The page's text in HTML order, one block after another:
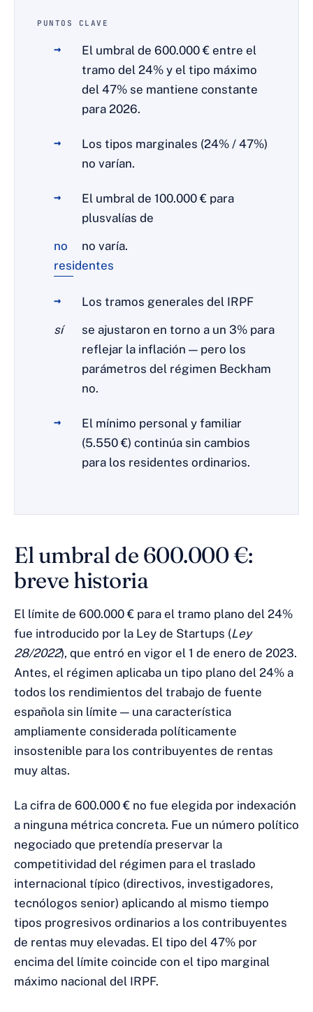
PUNTOS CLAVE
El umbral de 600.000 € entre el
tramo del 24% y el tipo máximo
del 47% se mantiene constante
para 2026.
Los tipos marginales (24% / 47%)
no varían.
El umbral de 100.000 € para
plusvalías de
no
residentes
no varía.
Los tramos generales del IRPF
sí
se ajustaron en torno a un 3% para
reflejar la inflación — pero los
parámetros del régimen Beckham
no.
El mínimo personal y familiar
(5.550 €) continúa sin cambios
para los residentes ordinarios.
El umbral de 600.000 €:
breve historia
El límite de 600.000 € para el tramo plano del 24%
fue introducido por la Ley de Startups (Ley
28/2022), que entró en vigor el 1 de enero de 2023.
Antes, el régimen aplicaba un tipo plano del 24% a
todos los rendimientos del trabajo de fuente
española sin límite — una característica
ampliamente considerada políticamente
insostenible para los contribuyentes de rentas
muy altas.
La cifra de 600.000 € no fue elegida por indexación
a ninguna métrica concreta. Fue un número político
negociado que pretendía preservar la
competitividad del régimen para el traslado
internacional típico (directivos, investigadores,
tecnólogos senior) aplicando al mismo tiempo
tipos progresivos ordinarios a los contribuyentes
de rentas muy elevadas. El tipo del 47% por
encima del límite coincide con el tipo marginal
máximo nacional del IRPF.